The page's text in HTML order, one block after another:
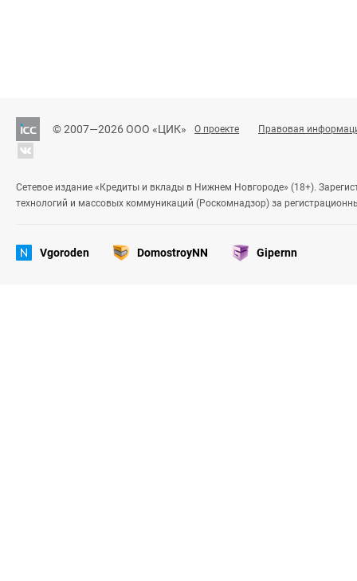
© 2007—2026 ООО «ЦИК» О проекте Правовая
Сетевое издание «Кредиты и вклады в Нижнем Новгороде» (18+).
технологий и массовых коммуникаций (Роскомнадзор) за
Vgoroden DomostroyNN Gipernn